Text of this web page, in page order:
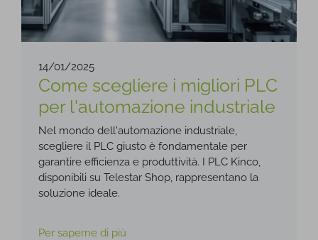
14/01/2025
Come scegliere i migliori PLC
per l'automazione industriale
Nel mondo dell'automazione industriale,
scegliere il PLC giusto è fondamentale per
garantire efficienza e produttività. I PLC Kinco,
disponibili su Telestar Shop, rappresentano la
soluzione ideale.
Per saperne di più